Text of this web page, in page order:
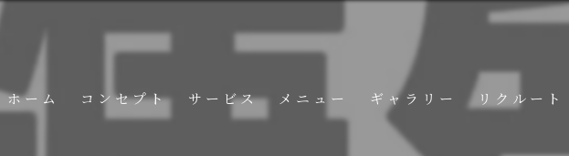
ホーム コンセプト サービス メニュー ギャラリー リクルート